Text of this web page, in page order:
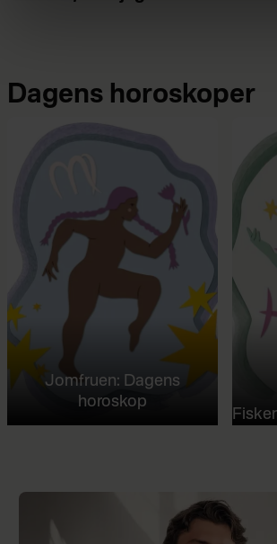
Dagens horoskoper
Jomfruen: Dagens
horoskop